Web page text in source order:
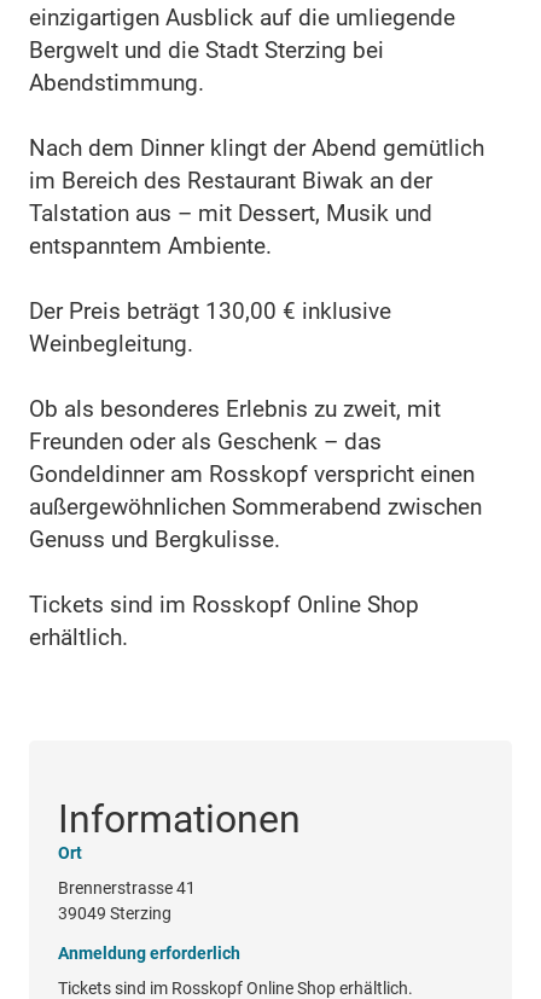
einzigartigen Ausblick auf die umliegende
Bergwelt und die Stadt Sterzing bei
Abendstimmung.
Nach dem Dinner klingt der Abend gemütlich
im Bereich des Restaurant Biwak an der
Talstation aus – mit Dessert, Musik und
entspanntem Ambiente.
Der Preis beträgt 130,00 € inklusive
Weinbegleitung.
Ob als besonderes Erlebnis zu zweit, mit
Freunden oder als Geschenk – das
Gondeldinner am Rosskopf verspricht einen
außergewöhnlichen Sommerabend zwischen
Genuss und Bergkulisse.
Tickets sind im Rosskopf Online Shop
erhältlich.
Informationen
Ort
Brennerstrasse 41
39049 Sterzing
Anmeldung erforderlich
Tickets sind im Rosskopf Online Shop erhältlich.